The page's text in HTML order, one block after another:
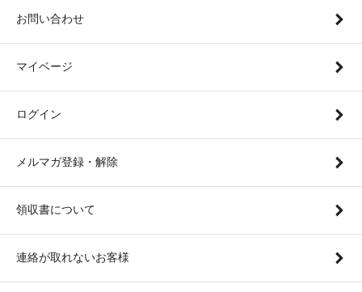
お問い合わせ
マイベージ
ログイン
メルマガ登録・解除
領収書について
連絡が取れないお客様